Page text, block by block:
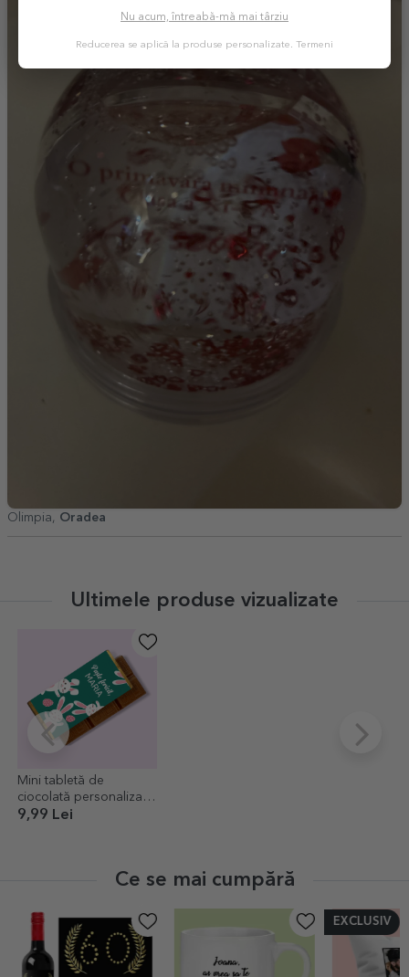
Olimpia, Oradea
Ultimele produse vizualizate
Mini tabletă de
ciocolată personalizată
cu mesaj - Iepurași de
9,99 Lei
Ce se mai cumpără
EXCLUSIV
Nu acum, întreabă-mă mai târziu
Reducerea se aplică la produse personalizate. Termeni